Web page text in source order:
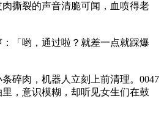
撕裂的声音清脆可闻，血喷得老
「哟，通过啦？就差一点就踩爆
碎肉，机器人立刻上前清理。0047
，意识模糊，却听见女生们在鼓